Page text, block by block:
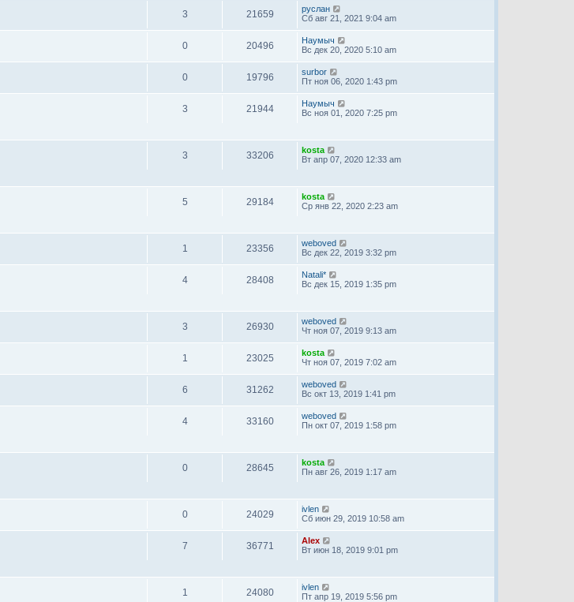
3 21659
руслан
Сб авг 21, 2021 9:04 am
0 20496
Наумыч
Вс дек 20, 2020 5:10 am
0 19796
surbor
Пт ноя 06, 2020 1:43 pm
3 21944
Наумыч
Вс ноя 01, 2020 7:25 pm
3 33206
kosta
Вт апр 07, 2020 12:33 am
5 29184
kosta
Ср янв 22, 2020 2:23 am
1 23356
weboved
Вс дек 22, 2019 3:32 pm
4 28408
Natali*
Вс дек 15, 2019 1:35 pm
3 26930
weboved
Чт ноя 07, 2019 9:13 am
1 23025
kosta
Чт ноя 07, 2019 7:02 am
6 31262
weboved
Вс окт 13, 2019 1:41 pm
4 33160
weboved
Пн окт 07, 2019 1:58 pm
0 28645
kosta
Пн авг 26, 2019 1:17 am
0 24029
ivlen
Сб июн 29, 2019 10:58 am
7 36771
Alex
Вт июн 18, 2019 9:01 pm
1 24080
ivlen
Пт апр 19, 2019 5:56 pm